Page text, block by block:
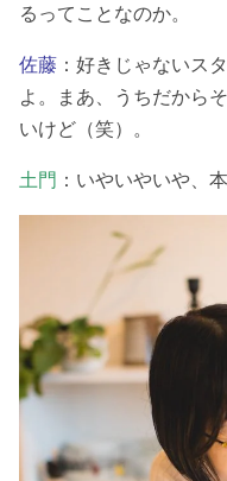
るってことなのか。
佐藤 ：好きじゃないス
よ。まあ、うちだから
いけど（笑）。
土門 ：いやいやいや、